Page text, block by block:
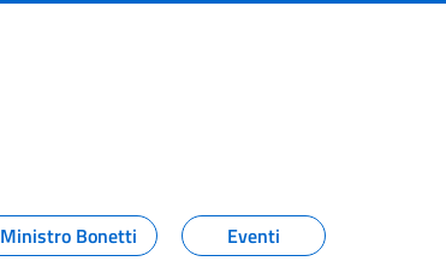
Ministro Bonetti
Eventi